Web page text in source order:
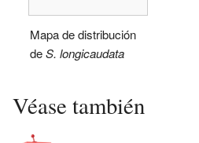
Mapa de distribución
deS. longicaudata
Véase también